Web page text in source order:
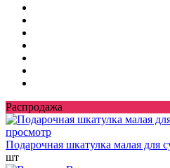
Распродажа
просмотр
Подарочная шкатулка малая для
шт